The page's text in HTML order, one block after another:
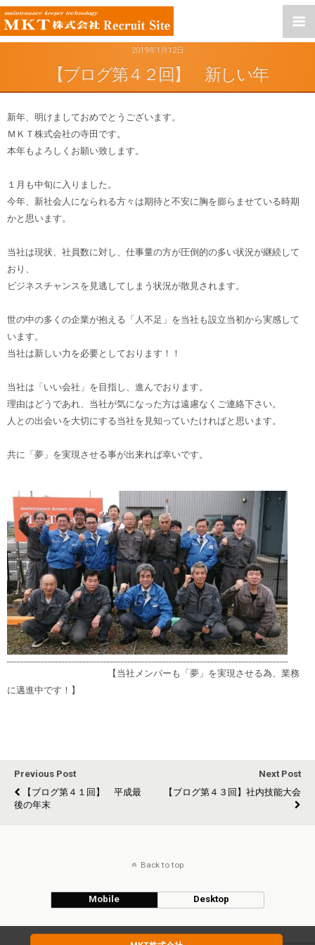
2019年1月12日
【ブログ第４２回】 新しい年
新年、明けましておめでとうございます。
ＭＫＴ株式会社の寺田です。
本年もよろしくお願い致します。
１月も中旬に入りました。
今年、新社会人になられる方々は期待と不安に胸を膨らませている時期
かと思います。
当社は現状、社員数に対し、仕事量の方が圧倒的の多い状況が継続して
おり、
ビジネスチャンスを見逃してしまう状況が散見されます。
世の中の多くの企業が抱える「人不足」を当社も設立当初から実感して
います。
当社は新しい力を必要としております！！
当社は「いい会社」を目指し、進んでおります。
理由はどうであれ、当社が気になった方は遠慮なくご連絡下さい。
人との出会いを大切にする当社を見知っていたければと思います。
共に「夢」を実現させる事が出来れば幸いです。
【当社メンバーも「夢」を実現させる為、業務
に邁進中です！】
Previous Post
【ブログ第４１回】 平成最
後の年末
Next Post
【ブログ第４３回】社内技能大会
Back to top
Mobile Desktop